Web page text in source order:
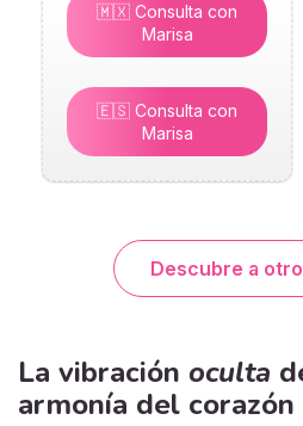
🇲🇽 Consulta con
Marisa
🇪🇸 Consulta con
Marisa
Descubre a
La vibración oculta
armonía del corazón